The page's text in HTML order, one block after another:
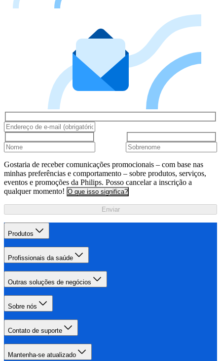
Gostaria de receber comunicações promocionais – com base nas
minhas preferências e comportamento – sobre produtos, serviços,
eventos e promoções da Philips. Posso cancelar a inscrição a
qualquer momento! O que isso significa?
Enviar
Produtos
Profissionais da saúde
Outras soluções de negócios
Sobre nós
Contato de suporte
Mantenha-se atualizado